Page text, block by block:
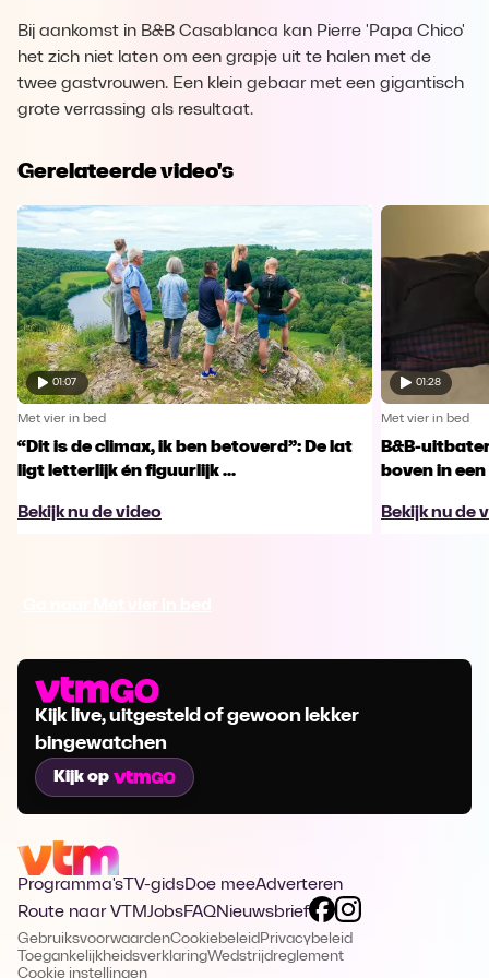
Bij aankomst in B&B Casablanca kan Pierre 'Papa Chico'
het zich niet laten om een grapje uit te halen met de
twee gastvrouwen. Een klein gebaar met een gigantisch
grote verrassing als resultaat.
Gerelateerde video's
01:07
Met vier in bed
“Dit is de climax, ik ben betoverd”: De lat
ligt letterlijk én figuurlijk ...
Bekijk nu de video
01:28
Met vier in bed
B&B-
boven in
Bekijk nu de
Kijk live, uitgesteld of gewoon lekker
bingewatchen
Kijk op
Programma's TV-gidsDoe meeAdverteren
Route naar VTMJobsFAQNieuwsbrief
GebruiksvoorwaardenCookiebeleid Privacybeleid
ToegankelijkheidsverklaringWedstrijdreglement
Cookie instellingen